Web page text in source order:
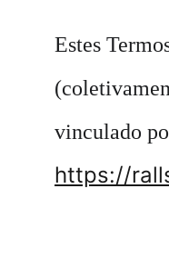
Estes
vinculado
https://